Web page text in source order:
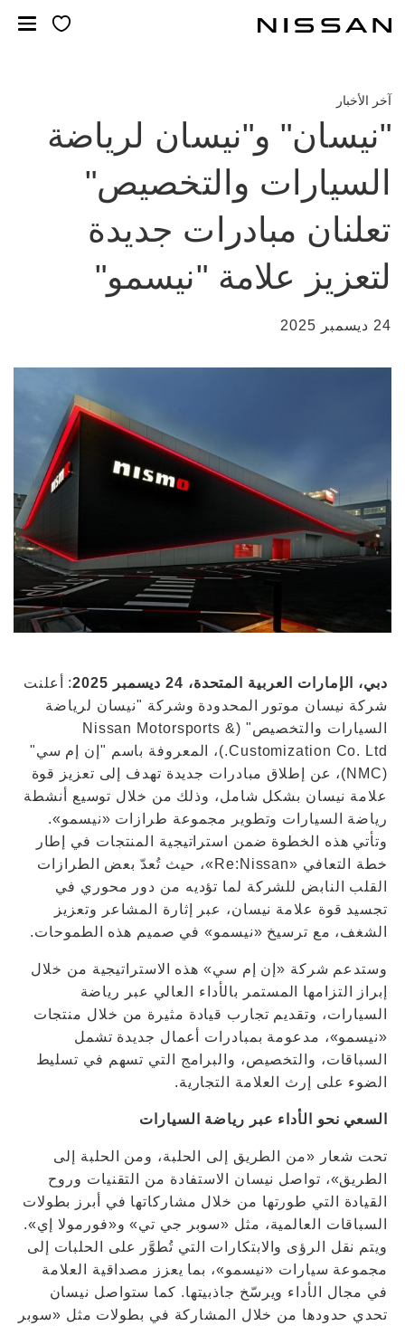
المحتوى
آخر الأخبار
"نيسان" و"نيسان لرياضة
السيارات والتخصيص"
تعلنان مبادرات جديدة
لتعزيز علامة "نيسمو"
24 ديسمبر 2025
دبي، الإمارات العربية المتحدة، 24 ديسمبر 2025
: أعلنت
شركة نيسان موتور المحدودة وشركة "نيسان لرياضة
السيارات والتخصيص" (Nissan Motorsports &
Customization Co. Ltd.)، المعروفة باسم "إن إم سي"
(NMC)، عن إطلاق مبادرات جديدة تهدف إلى تعزيز قوة
علامة نيسان بشكل شامل، وذلك من خلال توسيع أنشطة
رياضة السيارات وتطوير مجموعة طرازات «نيسمو».
وتأتي هذه الخطوة ضمن استراتيجية المنتجات في إطار
خطة التعافي «Re:Nissan»، حيث تُعدّ بعض الطرازات
القلب النابض للشركة لما تؤديه من دور محوري في
تجسيد قوة علامة نيسان، عبر إثارة المشاعر وتعزيز
الشغف، مع ترسيخ «نيسمو» في صميم هذه الطموحات.
وستدعم شركة «إن إم سي» هذه الاستراتيجية من خلال
إبراز التزامها المستمر بالأداء العالي عبر رياضة
السيارات، وتقديم تجارب قيادة مثيرة من خلال منتجات
«نيسمو»، مدعومة بمبادرات أعمال جديدة تشمل
السباقات، والتخصيص، والبرامج التي تسهم في تسليط
الضوء على إرث العلامة التجارية.
السعي نحو الأداء عبر رياضة السيارات
تحت شعار «من الطريق إلى الحلبة، ومن الحلبة إلى
الطريق»، تواصل نيسان الاستفادة من التقنيات وروح
القيادة التي طورتها من خلال مشاركاتها في أبرز بطولات
السباقات العالمية، مثل «سوبر جي تي» و«فورمولا إي».
ويتم نقل الرؤى والابتكارات التي تُطوَّر على الحلبات إلى
مجموعة سيارات «نيسمو»، بما يعزز مصداقية العلامة
في مجال الأداء ويرسّخ جاذبيتها. كما ستواصل نيسان
تحدي حدودها من خلال المشاركة في بطولات مثل «سوبر